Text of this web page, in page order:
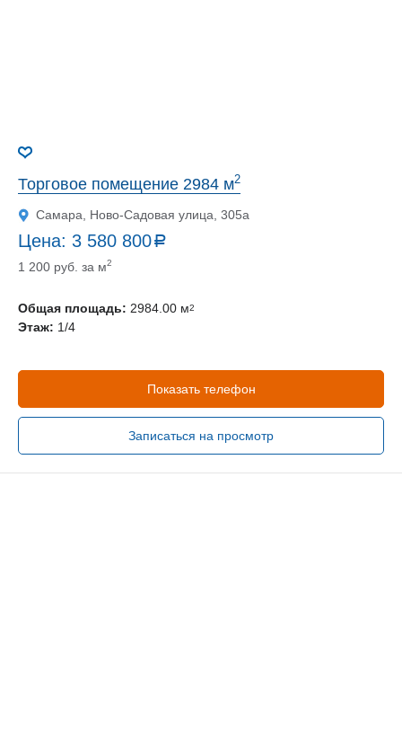
Торговое помещение 2984 м2
Самара, Ново-Садовая улица, 305а
Цена: 3 580 800 a
руб.
1 200 руб. за м2
Общая площадь: 2984.00 м2
Этаж: 1/4
Показать телефон
Записаться на просмотр